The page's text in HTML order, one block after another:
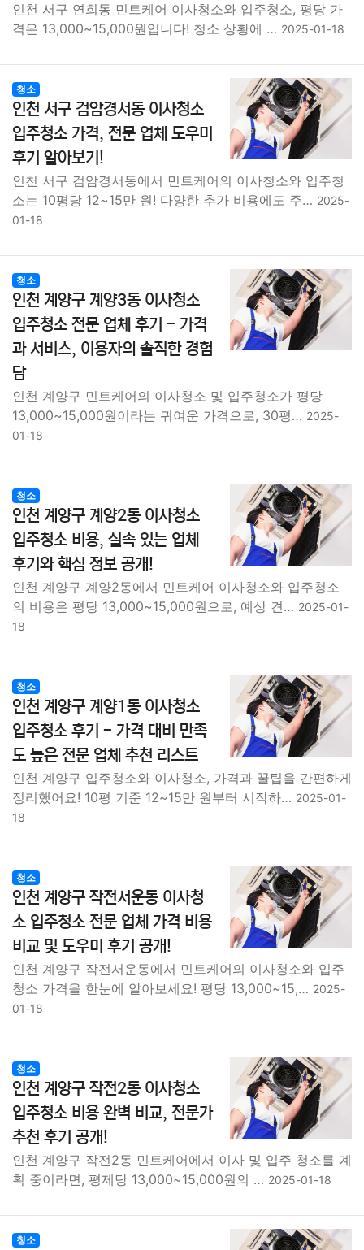
인천 서구 연희동 민트케어 이사청소와 입주청소, 평당 가
격은 13,000~15,000원입니다! 청소 상황에 … 2025-01-18
청소
인천 서구 검암경서동 이사청소
입주청소 가격, 전문 업체 도우미
후기 알아보기!
인천 서구 검암경서동에서 민트케어의 이사청소와 입주청
소는 10평당 12~15만 원! 다양한 추가 비용에도 주… 2025-
01-18
청소
인천 계양구 계양3동 이사청소
입주청소 전문 업체 후기 - 가격
과 서비스, 이용자의 솔직한 경험
담
인천 계양구 민트케어의 이사청소 및 입주청소가 평당
13,000~15,000원이라는 귀여운 가격으로, 30평… 2025-
01-18
청소
인천 계양구 계양2동 이사청소
입주청소 비용, 실속 있는 업체
후기와 핵심 정보 공개!
인천 계양구 계양2동에서 민트케어 이사청소와 입주청소
의 비용은 평당 13,000~15,000원으로, 예상 견… 2025-01-
18
청소
인천 계양구 계양1동 이사청소
입주청소 후기 - 가격 대비 만족
도 높은 전문 업체 추천 리스트
인천 계양구 입주청소와 이사청소, 가격과 꿀팁을 간편하게
정리했어요! 10평 기준 12~15만 원부터 시작하… 2025-01-
18
청소
인천 계양구 작전서운동 이사청
소 입주청소 전문 업체 가격 비용
비교 및 도우미 후기 공개!
인천 계양구 작전서운동에서 민트케어의 이사청소와 입주
청소 가격을 한눈에 알아보세요! 평당 13,000~15,… 2025-
01-18
청소
인천 계양구 작전2동 이사청소
입주청소 비용 완벽 비교, 전문가
추천 후기 공개!
인천 계양구 작전2동 민트케어에서 이사 및 입주 청소를 계
획 중이라면, 평제당 13,000~15,000원의 … 2025-01-18
청소